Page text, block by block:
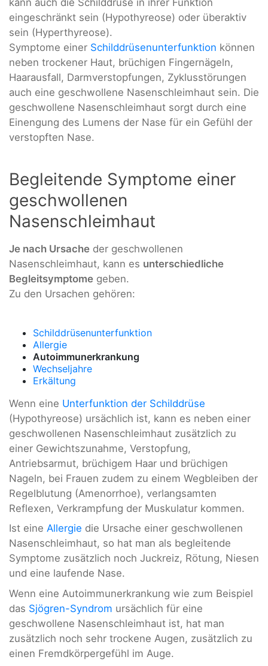
eingeschränkt sein (Hypothyreose) oder überaktiv
sein (Hyperthyreose).
Symptome einer Schilddrüsenunterfunktion können
neben trockener Haut, brüchigen Fingernägeln,
Haarausfall, Darmverstopfungen, Zyklusstörungen
auch eine geschwollene Nasenschleimhaut sein. Die
geschwollene Nasenschleimhaut sorgt durch eine
Einengung des Lumens der Nase für ein Gefühl der
verstopften Nase.
Begleitende Symptome einer
geschwollenen
Nasenschleimhaut
Je nach Ursache der geschwollenen
Nasenschleimhaut, kann es unterschiedliche
Begleitsymptome geben.
Zu den Ursachen gehören:
Schilddrüsenunterfunktion
Allergie
Autoimmunerkrankung
Wechseljahre
Erkältung
Wenn eine Unterfunktion der Schilddrüse
(Hypothyreose) ursächlich ist, kann es neben einer
geschwollenen Nasenschleimhaut zusätzlich zu
einer Gewichtszunahme, Verstopfung,
Antriebsarmut, brüchigem Haar und brüchigen
Nageln, bei Frauen zudem zu einem Wegbleiben der
Regelblutung (Amenorrhoe), verlangsamten
Reflexen, Verkrampfung der Muskulatur kommen.
Ist eine Allergie die Ursache einer geschwollenen
Nasenschleimhaut, so hat man als begleitende
Symptome zusätzlich noch Juckreiz, Rötung, Niesen
und eine laufende Nase.
Wenn eine Autoimmunerkrankung wie zum Beispiel
das Sjögren-Syndrom ursächlich für eine
geschwollene Nasenschleimhaut ist, hat man
zusätzlich noch sehr trockene Augen, zusätzlich zu
einen Fremdkörpergefühl im Auge.